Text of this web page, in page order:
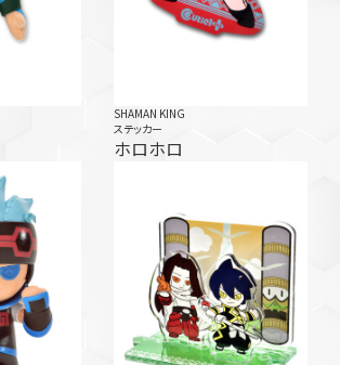
SHAMAN KING
ステッカー
ホロホロ